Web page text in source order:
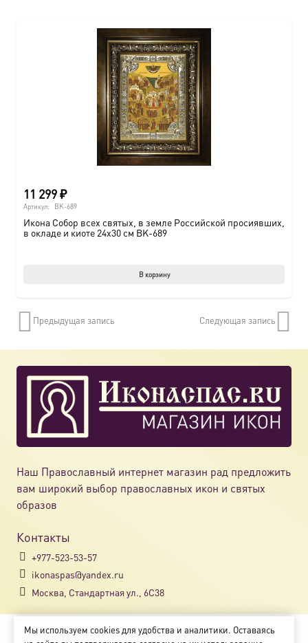
11 299₽
Артикул: BK-689
Икона Собор всех святых, в земле Российской просиявших,
в окладе и киоте 24х30 см BK-689
В корзину
Предыдущая запись Следующая запись
Наш Православный интернет магазин рад предложить
вам широкий выбор православных икон и святых
образов
Контакты
+977-523-53-57
ikonaspas@yandex.ru
Москва, Стандартная ул., 6С38
Copyright © 2018-2025
Мы используем cookies для удобства и аналитики. Оставаясь